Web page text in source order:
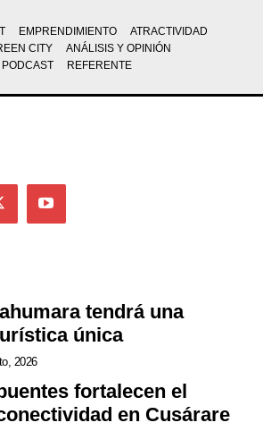
EMPRENDIMIENTO
ATRACTIVIDAD
CITY
ANÁLISIS Y OPINIÓN
REFERENTE
tendrá una
única
2026
fortalecen el
en Cusárare